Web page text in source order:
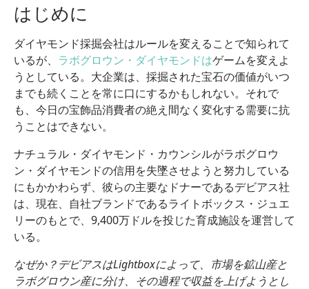
はじめに
ダイヤモンド採掘会社はルールを変えることで知られて
いるが、 ラボグロウン・ダイヤモンドはゲームを変えよ
うとしている。大企業は、採掘された宝石の価値がいつ
までも続くことを常に口にするかもしれない。それで
も、今日の宝飾品消費者の絶え間なく変化する需要に抗
うことはできない。
ナチュラル・ダイヤモンド・カウンシルがラボグロウ
ン・ダイヤモンドの信用を失墜させようと努力している
にもかかわらず、彼らの主要なドナーであるデビアス社
は、現在、自社ブランドであるライトボックス・ジュエ
リーのもとで、9,400万ドルを投じた育成施設を運営して
いる。
なぜか？デビアスはLightboxによって、市場を鉱山産と
ラボグロウン産に分け、その過程で収益を上げようとし